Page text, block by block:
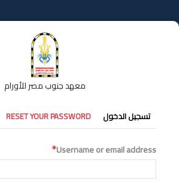
إلى
المحتوى
معهد جنوب مصر للأورام
التبويبات
الأساسية
تسجيل الدخول RESET YOUR PASSWORD
Username or email address